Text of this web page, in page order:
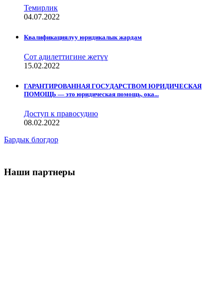
Темирлик
04.07.2022
Квалификациялуу юридикалык жардам
Сот адилеттигине жетүү
15.02.2022
ГАРАНТИРОВАННАЯ ГОСУДАРСТВОМ ЮРИДИЧЕСКАЯ
ПОМОЩЬ — это юридическая помощь, ока...
Доступ к правосудию
08.02.2022
Бардык блогдор
Наши партнеры